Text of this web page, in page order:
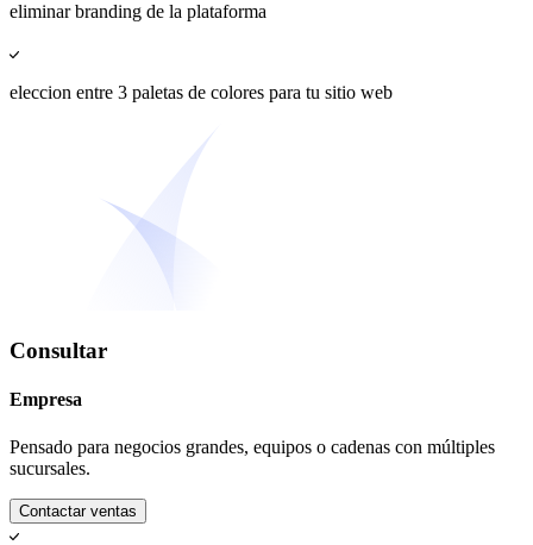
eliminar branding de la plataforma
eleccion entre 3 paletas de colores para tu sitio web
Consultar
Empresa
Pensado para negocios grandes, equipos o cadenas con múltiples
sucursales.
Contactar ventas